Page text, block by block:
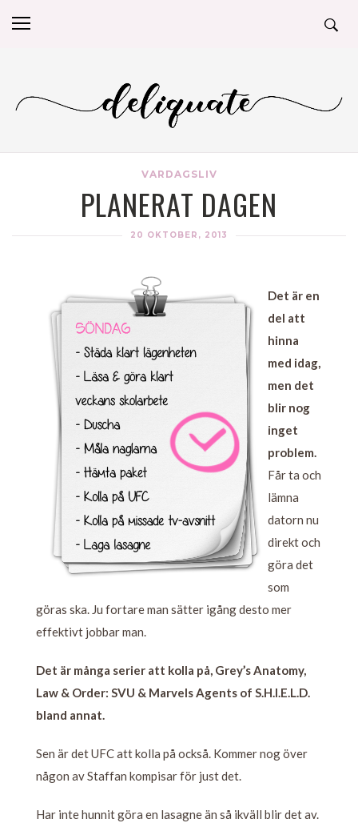
VARDAGSLIV
PLANERAT DAGEN
20 OKTOBER, 2013
Det är en
del att
hinna
med idag,
men det
blir nog
inget
problem.
Får ta och
lämna
datorn nu
direkt och
göra det
som
göras ska. Ju fortare man sätter igång desto mer
effektivt jobbar man.
Det är många serier att kolla på, Grey’s Anatomy,
Law & Order: SVU & Marvels Agents of S.H.I.E.L.D.
bland annat.
Sen är det UFC att kolla på också. Kommer nog över
någon av Staffan kompisar för just det.
Har inte hunnit göra en lasagne än så ikväll blir det av.